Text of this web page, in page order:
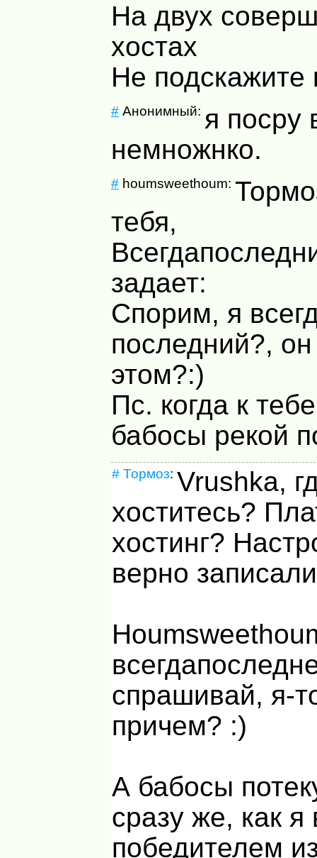
На двух
хостах
Не подскажите
#Анонимный: я посру
немножнко.
#houmsweethoum:
тебя,
задает:
Спорим, я
последний?,
этом?:)
Пс. когда к
бабосы рекой
# Тормоз:Vrushka,
хоститесь?
хостинг?
верно
спрашивай, я-
причем? :)
А бабосы
сразу же, как
победителем